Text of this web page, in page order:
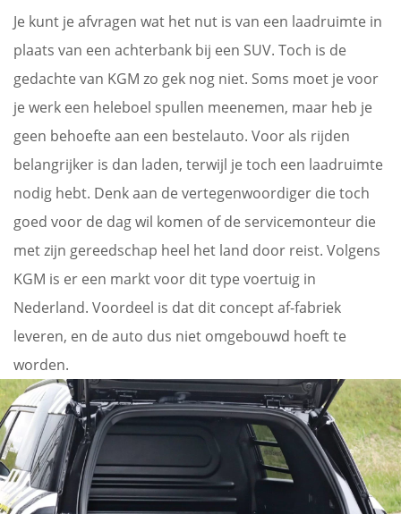
Je kunt je afvragen wat het nut is van een laadruimte in
plaats van een achterbank bij een SUV. Toch is de
gedachte van KGM zo gek nog niet. Soms moet je voor
je werk een heleboel spullen meenemen, maar heb je
geen behoefte aan een bestelauto. Voor als rijden
belangrijker is dan laden, terwijl je toch een laadruimte
nodig hebt. Denk aan de vertegenwoordiger die toch
goed voor de dag wil komen of de servicemonteur die
met zijn gereedschap heel het land door reist. Volgens
KGM is er een markt voor dit type voertuig in
Nederland. Voordeel is dat dit concept af-fabriek
leveren, en de auto dus niet omgebouwd hoeft te
worden.